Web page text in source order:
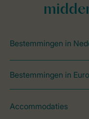
Bestemmingen in
Bestemmingen in
Accommodaties